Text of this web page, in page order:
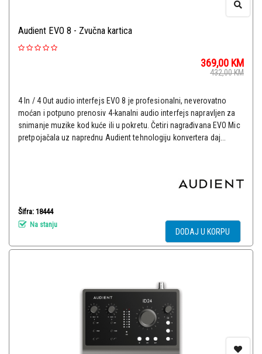
Audient EVO 8 - Zvučna kartica
369,00 KM
432,00KM
4 In / 4 Out audio interfejs EVO 8 je profesionalni, neverovatno
moćan i potpuno prenosiv 4-kanalni audio interfejs napravljen za
snimanje muzike kod kuće ili u pokretu. Četiri nagrađivana EVO Mic
pretpojačala uz naprednu Audient tehnologiju konvertera daj...
Šifra: 18444
Na stanju
DODAJ U KORPU